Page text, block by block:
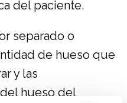
del paciente.
separado o
de hueso que
y las
hueso del